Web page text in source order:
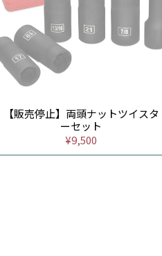
【販売停止】両頭ナットツイスタ
ーセット
¥9,500